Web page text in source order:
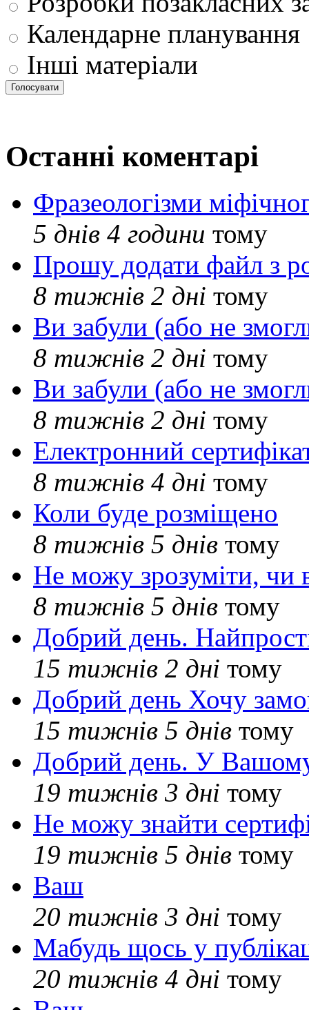
Календарне планування
Інші матеріали
Останні коментарі
Фразеологізми
5 днів 4 години тому
Прошу додати файл з
8 тижнів 2 дні тому
Ви забули (або не
8 тижнів 2 дні тому
Ви забули (або не
8 тижнів 2 дні тому
Електронний
8 тижнів 4 дні тому
Коли буде розміщено
8 тижнів 5 днів тому
Не можу зрозуміти, чи
8 тижнів 5 днів тому
Добрий день.
15 тижнів 2 дні тому
Добрий день Хочу
15 тижнів 5 днів тому
Добрий день. У Вашому
19 тижнів 3 дні тому
Не можу знайти
19 тижнів 5 днів тому
Ваш
20 тижнів 3 дні тому
Мабудь щось у
20 тижнів 4 дні тому